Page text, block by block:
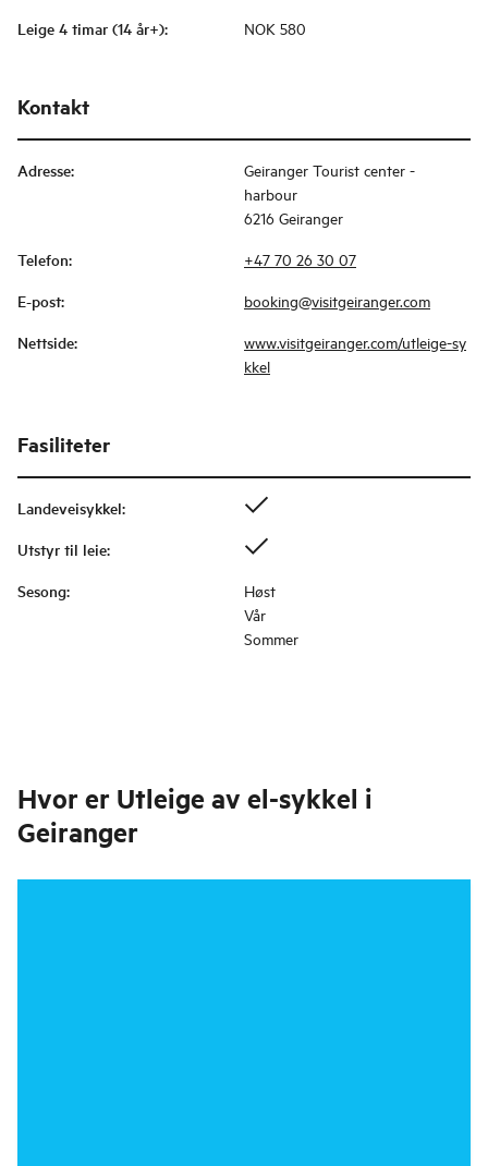
Leige 4 timar (14 år+): NOK 580
Kontakt
Adresse:
Geiranger Tourist center -
harbour
6216 Geiranger
Telefon: +47 70 26 30 07
E-post: booking@visitgeiranger.com
Nettside:
www.visitgeiranger.com/utleige-sy
kkel
Fasiliteter
Landeveisykkel:
Utstyr til leie:
Sesong:
Høst
Vår
Sommer
Hvor er Utleige av el-sykkel i
Geiranger